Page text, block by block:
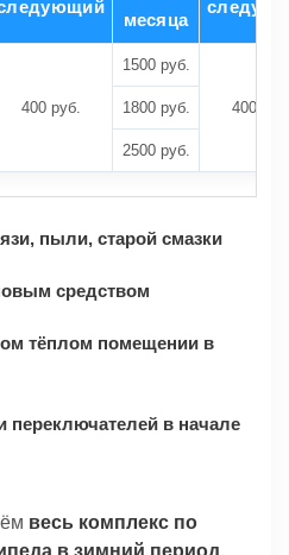
месяца
400 руб.
1500 руб.
400
1800 руб.
2500 руб.
пыли, старой смазки
средством
тёплом помещении в
переключателей в начале
весь комплекс по
в зимний период.